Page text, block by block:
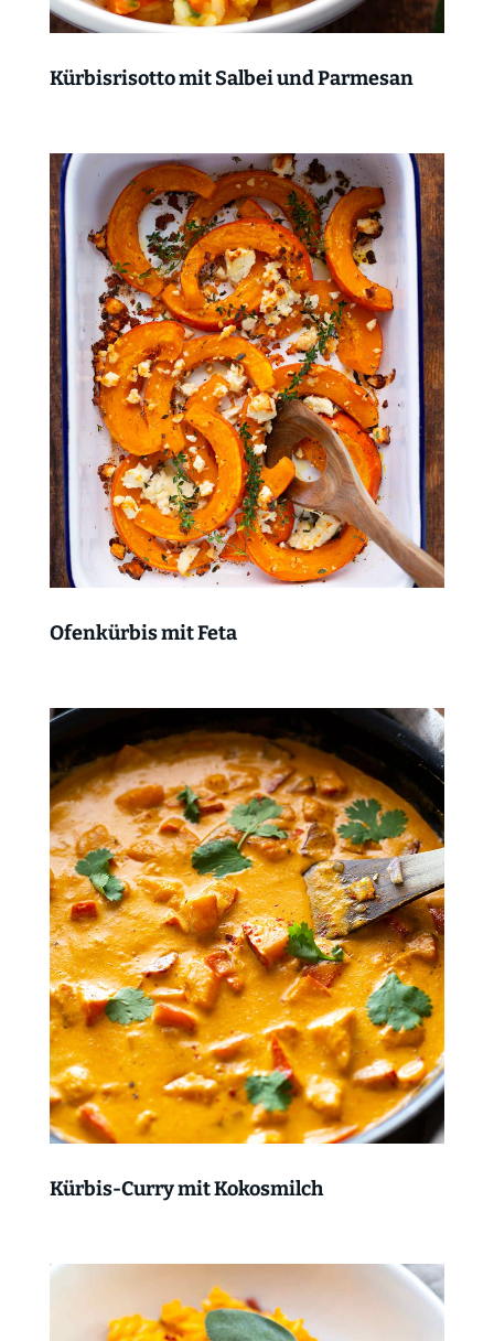
Kürbisrisotto mit Salbei und Parmesan
Ofenkürbis mit Feta
Kürbis-Curry mit Kokosmilch